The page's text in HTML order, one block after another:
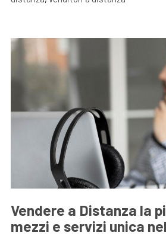
Vendere a Distanza la
mezzi e servizi unica